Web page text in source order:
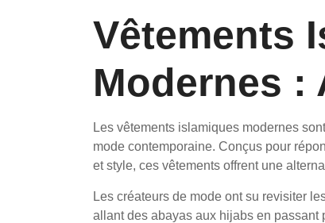
Vêtements
Modernes :
Les vêtements islamiques modernes
mode contemporaine. Conçus pour
et style, ces vêtements offrent une
Les créateurs de mode ont su revisiter
allant des abayas aux hijabs en